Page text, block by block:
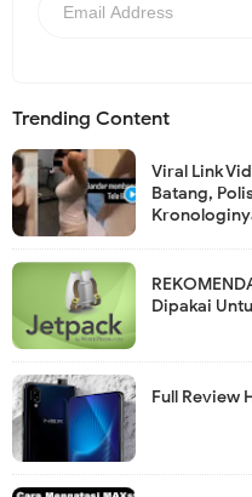
Trending Content
Viral Link
Batang,
Dipakai
Full Review